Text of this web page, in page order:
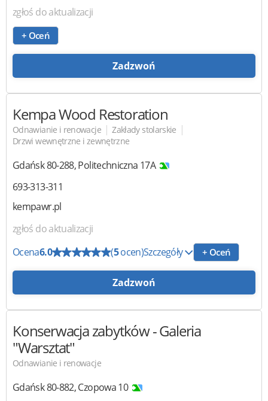
zgłoś do aktualizacji
+ Oceń
Zadzwoń
Kempa Wood Restoration
Odnawianie i renowacje | Zakłady stolarskie |
Drzwi wewnętrzne i zewnętrzne
Gdańsk80-288,Politechniczna 17A
693-313-311
kempawr.pl
zgłoś do aktualizacji
Ocena6.0 (5ocen)Szczegóły + Oceń
Zadzwoń
Konserwacja zabytków- Galeria
"Warsztat"
Odnawianie i renowacje
Gdańsk80-882,Czopowa 10